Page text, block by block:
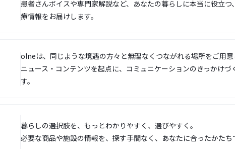
患者さんボイスや専門家解説など、あなたの暮らしに本当に役立つ
療情報をお届けします。
olneは、同じような境遇の方々と無理なくつながれる場所をご用
ニュース・コンテンツを起点に、コミュニケーションのきっかけづ
す。
暮らしの選択肢を、もっとわかりやすく、選びやすく。
必要な商品や施設の情報を、探す手間なく、あなたに合ったかたち